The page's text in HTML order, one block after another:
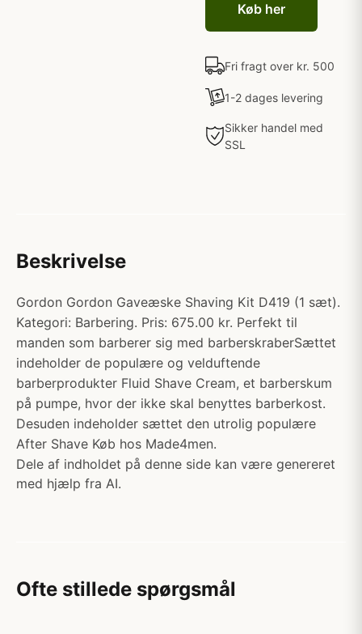
Køb her
Fri fragt over kr. 500
1-2 dages levering
Sikker handel med
SSL
Beskrivelse
Gordon Gordon Gaveæske Shaving Kit D419 (1 sæt).
Kategori: Barbering. Pris: 675.00 kr. Perfekt til
manden som barberer sig med barberskraberSættet
indeholder de populære og velduftende
barberprodukter Fluid Shave Cream, et barberskum
på pumpe, hvor der ikke skal benyttes barberkost.
Desuden indeholder sættet den utrolig populære
After Shave Køb hos Made4men.
Dele af indholdet på denne side kan være genereret
med hjælp fra AI.
Ofte stillede spørgsmål